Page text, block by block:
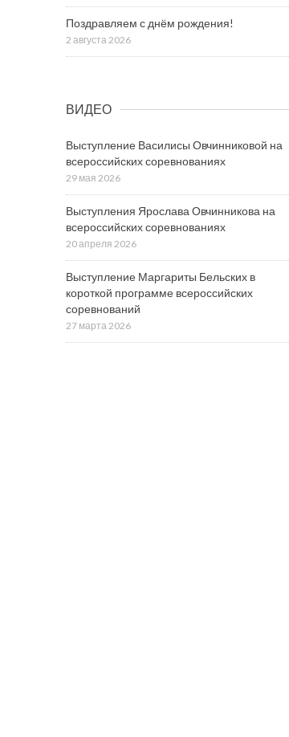
Поздравляем с днём рождения!
2 августа 2026
ВИДЕО
Выступление Василисы Овчинниковой на
всероссийских соревнованиях
29 мая 2026
Выступления Ярослава Овчинникова на
всероссийских соревнованиях
20 апреля 2026
Выступление Маргариты Бельских в
короткой программе всероссийских
соревнований
27 марта 2026